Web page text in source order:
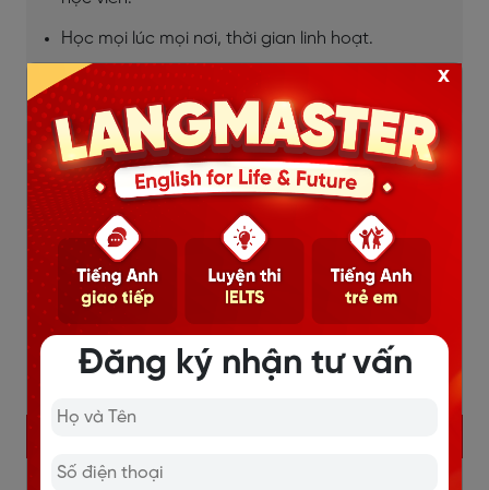
Học mọi lúc mọi nơi, thời gian linh hoạt.
Đăng ký nhận tư vấn
x